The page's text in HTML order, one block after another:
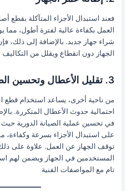
فعند استبدال الأجزاء المتآكلة بقطع
العمل بكفاءة عالية لفترة أطول،
شراء جهاز جديد. بالإضافة إلى ذلك،
الجهاز دون انقطاع ويقلل من التكاليف
3. تقليل الأعطال وتحسين الصيانة
من ناحية أخرى، يساعد استخدام قطع
احتمالية حدوث الأعطال المتكررة.
في تحسين عملية الصيانة الدورية حيث
على استبدال الأجزاء بسرعة وكفاءة،
توقف الجهاز عن العمل. علاوة على
تام مع المواصفات الفنية